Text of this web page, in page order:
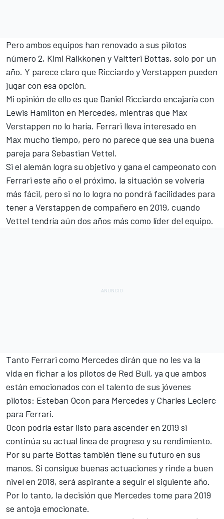
Pero ambos equipos han renovado a sus pilotos
número 2, Kimi Raikkonen yValtteri Bottas, solo por un
año. Y parece claro que Ricciardo y Verstappen pueden
jugar con esa opción.
Mi opinión de ello es que Daniel Ricciardo encajaría con
Lewis Hamilton en Mercedes, mientras que Max
Verstappen no lo haría. Ferrari lleva interesado en
Max mucho tiempo, pero no parece que sea una buena
pareja para Sebastian Vettel.
Si el alemán logra su objetivo y gana el campeonato con
Ferrari este año o el próximo, la situación se volvería
más fácil, pero si no lo logra no pondrá facilidades para
tener a Verstappen de compañero en 2019, cuando
Vettel tendría aún dos años más como líder del equipo.
Tanto Ferrari como Mercedes dirán que no les va la
vida en fichar a los pilotos de Red Bull, ya que ambos
están emocionados con el talento de sus jóvenes
pilotos: Esteban Ocon para Mercedes y Charles Leclerc
para Ferrari.
Ocon podría estar listo para ascender en 2019 si
continúa su actual línea de progreso y su rendimiento.
Por su parte Bottas también tiene su futuro en sus
manos. Si consigue buenas actuaciones y rinde a buen
nivel en 2018, será aspirante a seguir el siguiente año.
Por lo tanto, la decisión que Mercedes tome para 2019
se antoja emocionate.